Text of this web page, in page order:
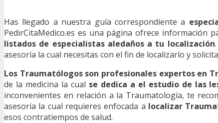
Has llegado a nuestra guía correspondiente a
PedirCitaMedico.es es una página ofrece información
listados de especialistas aledaños a tu localización
asesoría la cual necesitas con el fin de localizarlo y
Los Traumatólogos son profesionales expertos en
de la medicina la cual se dedica a el estudio de las
inconvenientes en relación a la Traumatología, te
asesoría la cual requieres enfocada a localizar
esos contratiempos de salud.